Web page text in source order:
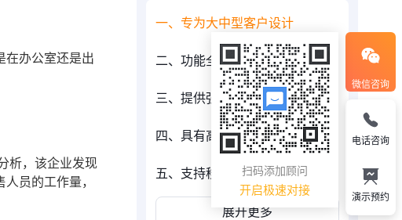
在办公室还是出
析，该企业发现
员的工作量，
一、专为大中型客户设计
二、功能全面且易用
三、提供强大的数据分析能力
四、具有高度的可定制性
五、支持移动办公
展开更多
微信咨询
扫码添加顾问
开启极速对接
电话咨询
演示预约